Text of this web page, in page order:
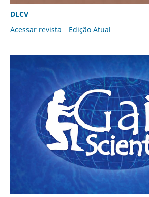
DLCV
Acessar revista
Edição Atual